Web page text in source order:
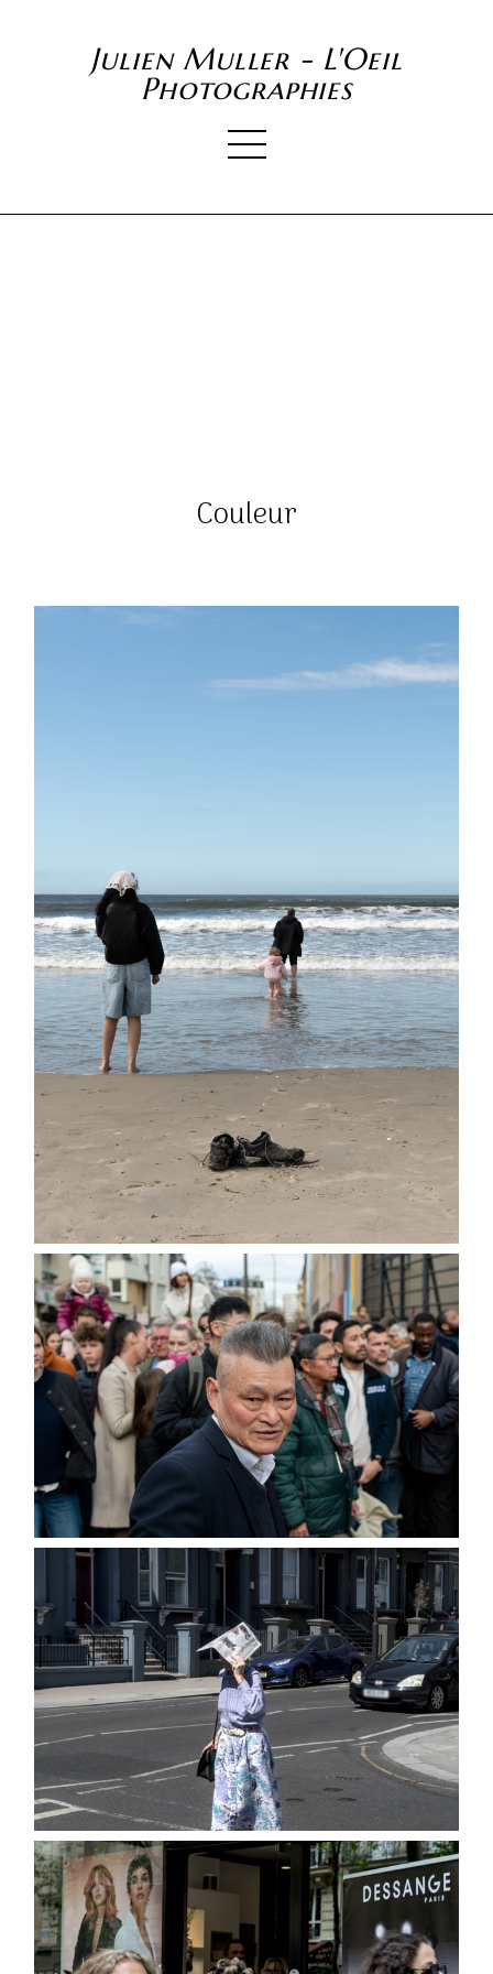
Julien Muller - L'Oeil
Photographies
Couleur